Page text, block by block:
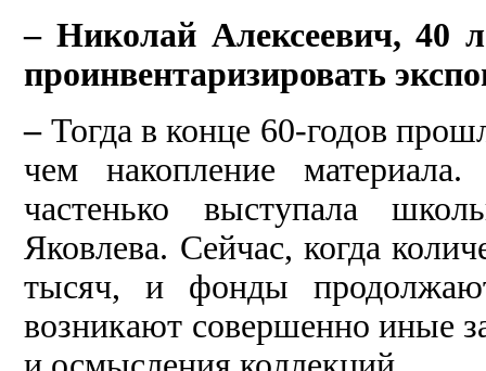
– Николай Алексеевич, 40
проинвентаризировать
– Тогда в конце 60-годов
чем накопление
частенько выступала
Яковлева. Сейчас, когда
тысяч, и фонды
возникают совершенно иные